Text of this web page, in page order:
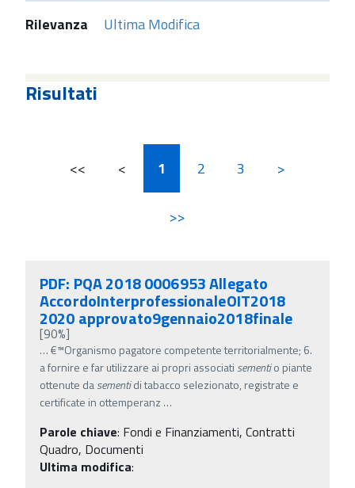
Rilevanza Ultima Modifica
Risultati
<< < 1 2 3 >
>>
PDF: PQA 2018 0006953 Allegato
AccordoInterprofessionaleOIT2018
2020 approvato9gennaio2018finale
[90%]
…€™Organismo pagatore competente territorialmente; 6.
a fornire e far utilizzare ai propri associati sementio piante
ottenute dasementidi tabacco selezionato, registrate e
certificate in ottemperanz …
Parole chiave: Fondi e Finanziamenti, Contratti
Quadro, Documenti
Ultima modifica: